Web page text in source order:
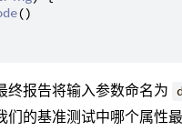
()
终报告将输入参数命名为
们的基准测试中哪个属性